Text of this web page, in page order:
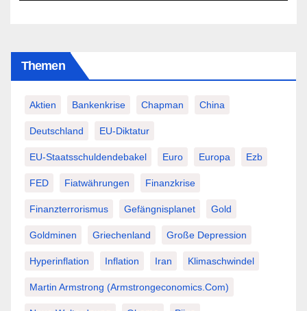
Themen
Aktien Bankenkrise Chapman China
Deutschland EU-Diktatur
EU-Staatsschuldendebakel Euro Europa Ezb
FED Fiatwährungen Finanzkrise
Finanzterrorismus Gefängnisplanet Gold
Goldminen Griechenland Große Depression
Hyperinflation Inflation Iran Klimaschwindel
Martin Armstrong (Armstrongeconomics.com)